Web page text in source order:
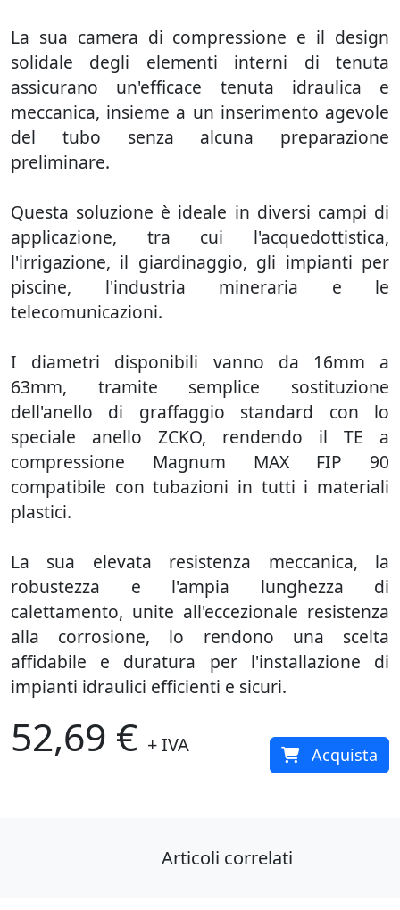
La sua camera di compressione e il design
solidale degli elementi interni di tenuta
assicurano un'efficace tenuta idraulica e
meccanica, insieme a un inserimento agevole
del tubo senza alcuna preparazione
preliminare.
Questa soluzione è ideale in diversi campi di
applicazione, tra cui l'acquedottistica,
l'irrigazione, il giardinaggio, gli impianti per
piscine, l'industria mineraria e le
telecomunicazioni.
I diametri disponibili vanno da 16mm a
63mm, tramite semplice sostituzione
dell'anello di graffaggio standard con lo
speciale anello ZCKO, rendendo il TE a
compressione Magnum MAX FIP 90
compatibile con tubazioni in tutti i materiali
plastici.
La sua elevata resistenza meccanica, la
robustezza e l'ampia lunghezza di
calettamento, unite all'eccezionale resistenza
alla corrosione, lo rendono una scelta
affidabile e duratura per l'installazione di
impianti idraulici efficienti e sicuri.
52,69 € + IVA Acquista
Articoli correlati